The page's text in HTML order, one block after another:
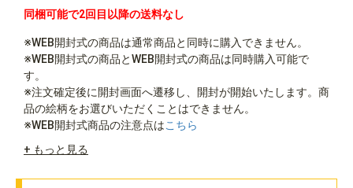
同梱可能で2回目以降の送料なし
※WEB開封式の商品は通常商品と同時に購入できません。
※WEB開封式の商品とWEB開封式の商品は同時購入可能で
す。
※注文確定後に開封画面へ遷移し、開封が開始いたします。商
品の絵柄をお選びいただくことはできません。
※WEB開封式商品の注意点はこちら
+ もっと見る